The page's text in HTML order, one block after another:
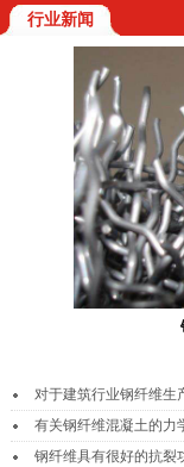
行业新闻
对于建筑行业钢纤维生
有关钢纤维混凝土的力
钢纤维具有很好的抗裂